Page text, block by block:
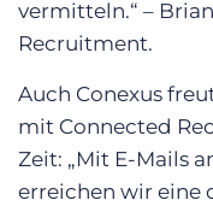
vermitteln.“ –
Recruitment.
Auch Conexus
mit Connected
Zeit: „Mit E-Mails
erreichen wir